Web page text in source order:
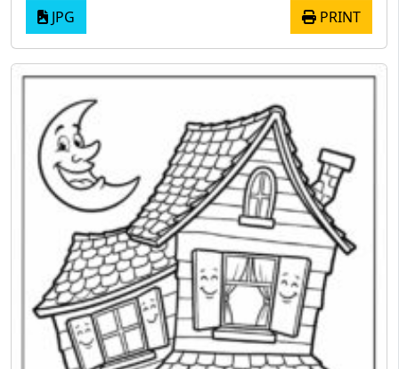
JPG PRINT